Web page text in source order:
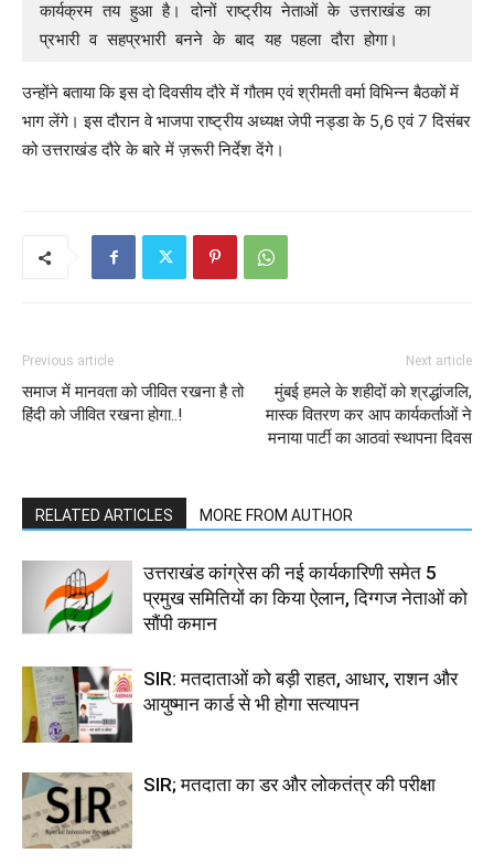
कार्यक्रम तय हुआ है। दोनों राष्ट्रीय नेताओं के उत्तराखंड का
प्रभारी व सहप्रभारी बनने के बाद यह पहला दौरा होगा।
उन्होंने बताया कि इस दो दिवसीय दौरे में गौतम एवं श्रीमती वर्मा विभिन्न बैठकों में
भाग लेंगे। इस दौरान वे भाजपा राष्ट्रीय अध्यक्ष जेपी नड्डा के 5,6 एवं 7 दिसंबर
को उत्तराखंड दौरे के बारे में ज़रूरी निर्देश देंगे।
Previous article
समाज में मानवता को जीवित रखना है तो
हिंदी को जीवित रखना होगा..!
Next article
मुंबई हमले के शहीदों को श्रद्धांजलि,
मास्क वितरण कर आप कार्यकर्ताओं ने
मनाया पार्टी का आठवां स्थापना दिवस
RELATED ARTICLES MORE FROM AUTHOR
उत्तराखंड कांग्रेस की नई कार्यकारिणी समेत 5
प्रमुख समितियों का किया ऐलान, दिग्गज नेताओं को
सौंपी कमान
SIR: मतदाताओं को बड़ी राहत, आधार, राशन और
आयुष्मान कार्ड से भी होगा सत्यापन
SIR; मतदाता का डर और लोकतंत्र की परीक्षा